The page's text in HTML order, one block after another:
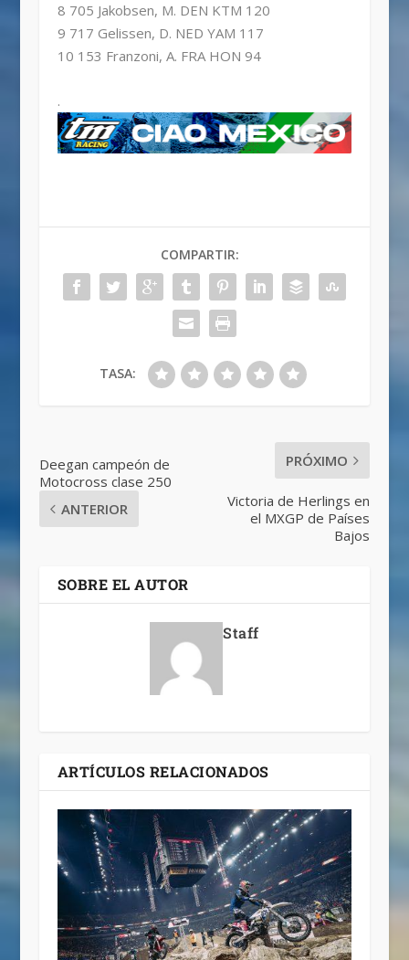
8 705 Jakobsen, M. DEN KTM 120
9 717 Gelissen, D. NED YAM 117
10 153 Franzoni, A. FRA HON 94
.
COMPARTIR:
TASA:
Deegan campeón de
Motocross clase 250
ANTERIOR
PRÓXIMO
Victoria de Herlings en
el MXGP de Países
Bajos
SOBRE EL AUTOR
Staff
ARTÍCULOS RELACIONADOS